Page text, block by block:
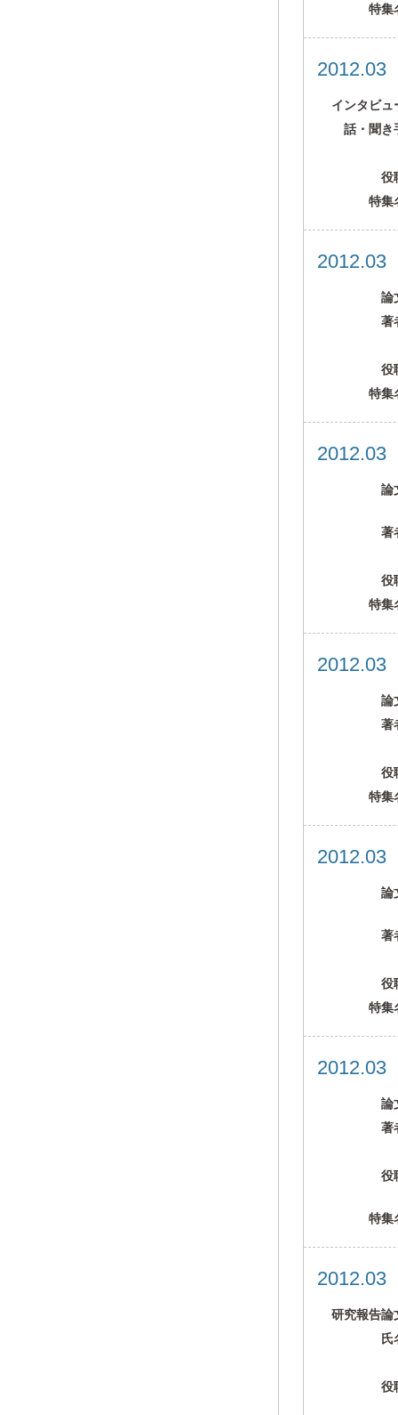
特集
インタビュ
話・聞き
役
特集
論
著
役
特集
論
著
役
特集
論
著
役
特集
論
著
役
特集
論
著
役
特集
研究報告論
氏
役